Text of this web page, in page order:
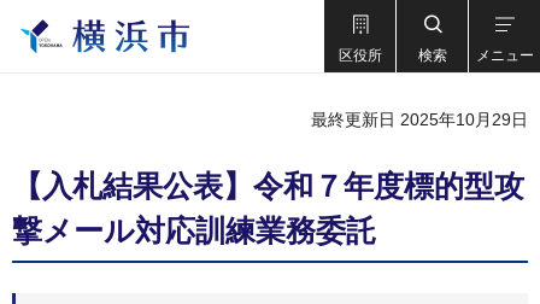
区役所 検索 メニュー
最終更新日 2025年10月29日
【入札結果公表】令和７年度標的型攻
撃メール対応訓練業務委託